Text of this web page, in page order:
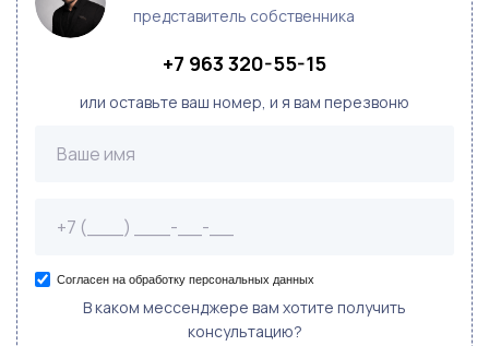
представитель собственника
+7 963 320-55-15
или оставьте ваш номер, и я вам перезвоню
Согласен на обработку персональных данных
В каком мессенджере вам хотите получить
консультацию?